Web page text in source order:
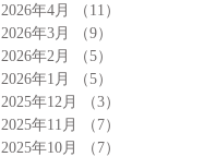
2026年4月
（11）
2026年3月
（9）
2026年2月
（5）
2026年1月
（5）
2025年12月
（3）
2025年11月
（7）
2025年10月
（7）